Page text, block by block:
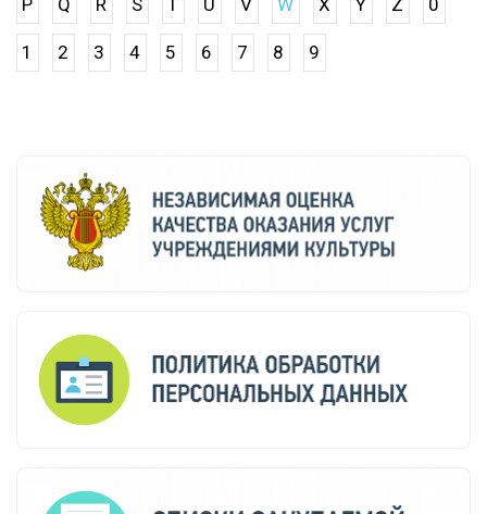
1 2 3 4 5 6 7 8 9